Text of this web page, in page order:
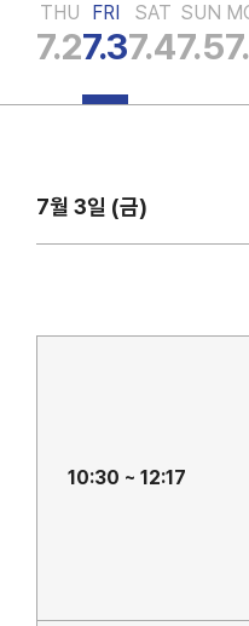
THU
7.2
FRI
7.3
SAT
7.4
SUN
7.5
7월 3일 (금)
10:30 ~ 12:17